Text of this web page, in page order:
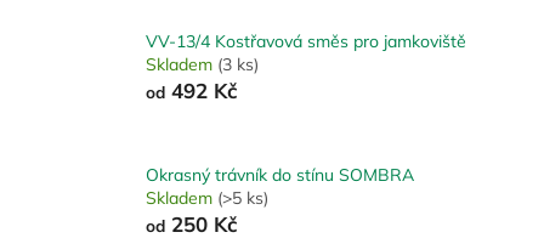
VV-13/4 Kostřavová směs pro jamkoviště
Skladem (3 ks)
od 492 Kč
Okrasný trávník do stínu SOMBRA
Skladem (>5 ks)
od 250 Kč